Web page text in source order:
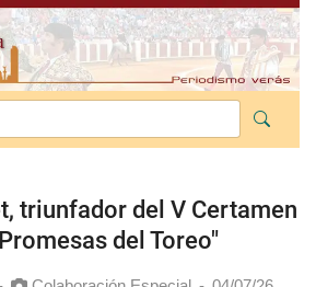
triunfador del V Certamen
del Toreo"